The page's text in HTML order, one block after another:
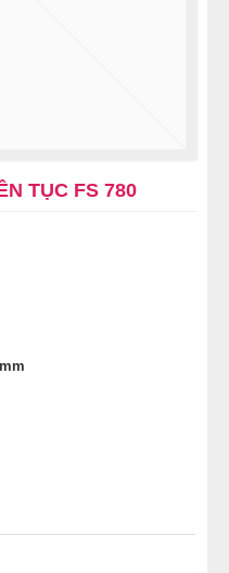
TỤC FS 780